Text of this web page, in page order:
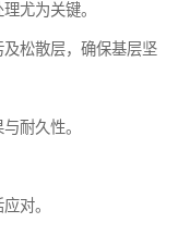
尤为关键。
松散层，确保基层坚
耐久性。
对。